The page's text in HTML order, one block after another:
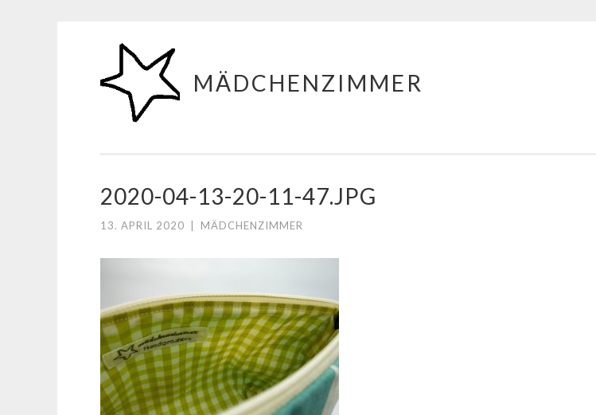
Zum
Inhalt
springen
MÄDCHENZIMMER
2020-04-13-20-11-47.JPG
13. APRIL 2020 MÄDCHENZIMMER